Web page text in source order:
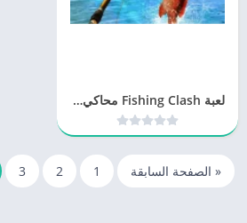
لعبة Fishing Clash محاكي صيد السمك 2023
« الصفحة السابقة 1
2
3